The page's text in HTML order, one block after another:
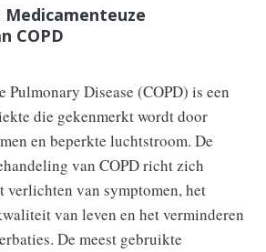
COPD
Disease (COPD) is een
die gekenmerkt wordt door
en beperkte luchtstroom. De
van COPD richt zich
verlichten van symptomen, het
van leven en het verminderen
De meest gebruikte